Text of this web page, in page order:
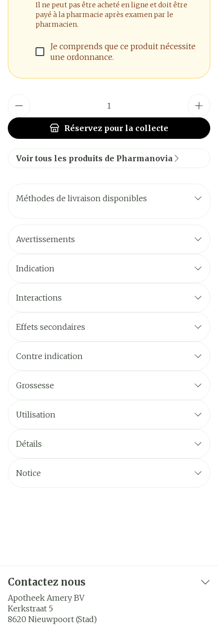
Il ne peut pas être acheté en ligne et doit être
payé à la pharmacie après examen par le
pharmacien.
Je comprends que ce produit nécessite
une ordonnance.
Réservez pour la collecte
Voir tous les produits de Pharmanovia
Méthodes de livraison disponibles
Avertissements
Indication
Interactions
Effets secondaires
Contre indication
Grossesse
Utilisation
Détails
Notice
Contactez nous
Apotheek Amery BV
Kerkstraat 5
8620 Nieuwpoort (Stad)